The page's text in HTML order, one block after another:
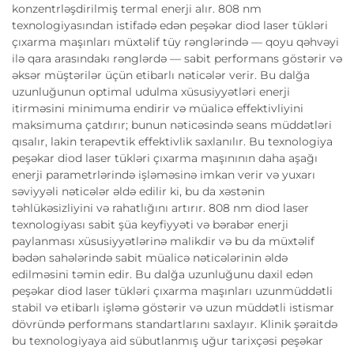
konzentrləşdirilmiş termal enerji alır. 808 nm
texnologiyasından istifadə edən peşəkar diod laser tükləri
çıxarma maşınları müxtəlif tüy rənglərində — qoyu qəhvəyi
ilə qara arasındakı rənglərdə — sabit performans göstərir və
əksər müştərilər üçün etibarlı nəticələr verir. Bu dalğa
uzunluğunun optimal udulma xüsusiyyətləri enerji
itirməsini minimuma endirir və müalicə effektivliyini
maksimuma çatdırır; bunun nəticəsində seans müddətləri
qısalır, lakin terapevtik effektivlik saxlanılır. Bu texnologiya
peşəkar diod laser tükləri çıxarma maşınının daha aşağı
enerji parametrlərində işləməsinə imkan verir və yuxarı
səviyyəli nəticələr əldə edilir ki, bu da xəstənin
təhlükəsizliyini və rahatlığını artırır. 808 nm diod laser
texnologiyası sabit şüa keyfiyyəti və bərabər enerji
paylanması xüsusiyyətlərinə malikdir və bu da müxtəlif
bədən sahələrində sabit müalicə nəticələrinin əldə
edilməsini təmin edir. Bu dalğa uzunluğunu daxil edən
peşəkar diod laser tükləri çıxarma maşınları uzunmüddətli
stabil və etibarlı işləmə göstərir və uzun müddətli istismar
dövründə performans standartlarını saxlayır. Klinik şəraitdə
bu texnologiyaya aid sübutlanmış uğur tarixçəsi peşəkar